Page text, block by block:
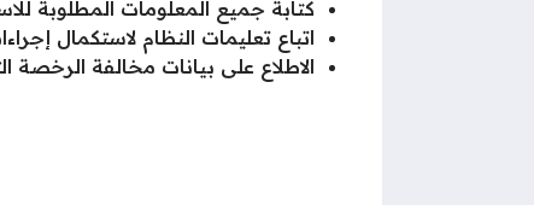
كتابة جميع المعلومات المطلوبة
اتباع تعليمات النظام لاستكمال
الاطلاع على بيانات مخالفة الرخصة